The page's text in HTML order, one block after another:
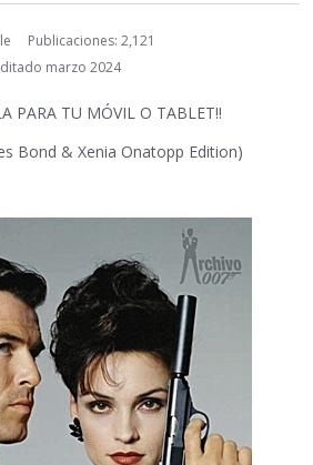
Publicaciones: 2,121
marzo 2024
PARA TU MÓVIL O TABLET!!
Bond & Xenia Onatopp Edition)